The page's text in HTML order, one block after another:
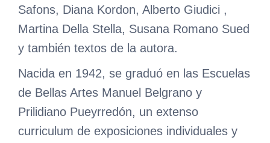
Safons, Diana Kordon, Alberto Giudici ,
Martina Della Stella, Susana Romano Sued
y también textos de la autora.
Nacida en 1942, se graduó en las Escuelas
de Bellas Artes Manuel Belgrano y
Prilidiano Pueyrredón, un extenso
curriculum de exposiciones individuales y